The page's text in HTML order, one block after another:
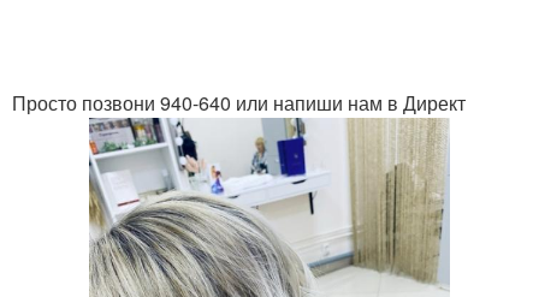
Просто позвони 940-640 или напиши нам в Директ